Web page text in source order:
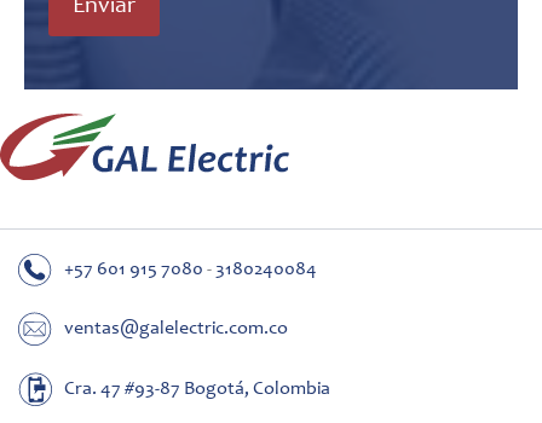
Enviar
+57 601 915 7080 - 3180240084
ventas@galelectric.com.co
Cra. 47 #93-87 Bogotá, Colombia